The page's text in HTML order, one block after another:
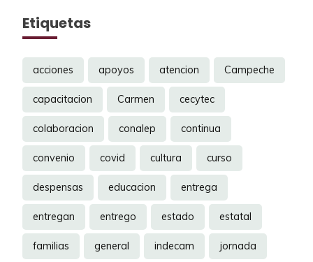
Etiquetas
acciones apoyos atencion Campeche
capacitacion Carmen cecytec
colaboracion conalep continua
convenio covid cultura curso
despensas educacion entrega
entregan entrego estado estatal
familias general indecam jornada